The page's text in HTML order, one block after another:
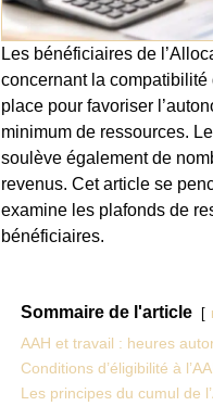
Les bénéficiaires de
concernant la compatibilité
place pour favoriser
minimum de ressources.
soulève également de
revenus. Cet article se
examine les plafonds de
bénéficiaires.
Sommaire de l'article
AAH et travail : heures
Conditions d’éligibilité à
Les principes du cumul de